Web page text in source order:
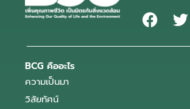
BCG คืออะไร
ความเป็นมา
วิสัยทัศน์